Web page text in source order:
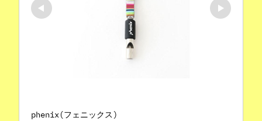
phenix(フェニックス)